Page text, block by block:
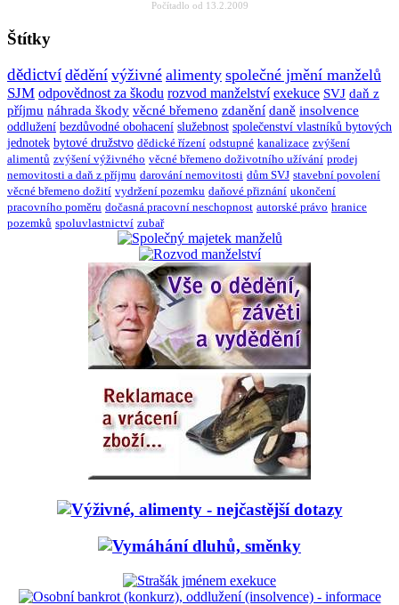
Počítadlo od 13.2.2009
Štítky
dědictví dědění výživné alimenty společné jmění manželů
SJM odpovědnost za škodu rozvod manželství exekuce SVJ daň z
příjmu náhrada škody věcné břemeno zdanění daně insolvence
oddlužení bezdůvodné obohacení služebnost společenství vlastníků bytových
jednotek bytové družstvo dědické řízení odstupné kanalizace zvýšení
alimentů zvýšení výživného věcné břemeno doživotního užívání prodej
nemovitosti a daň z příjmu darování nemovitosti dům SVJ stavební povolení
věcné břemeno dožití vydržení pozemku daňové přiznání ukončení
pracovního poměru dočasná pracovní neschopnost autorské právo hranice
pozemků spoluvlastnictví zubař